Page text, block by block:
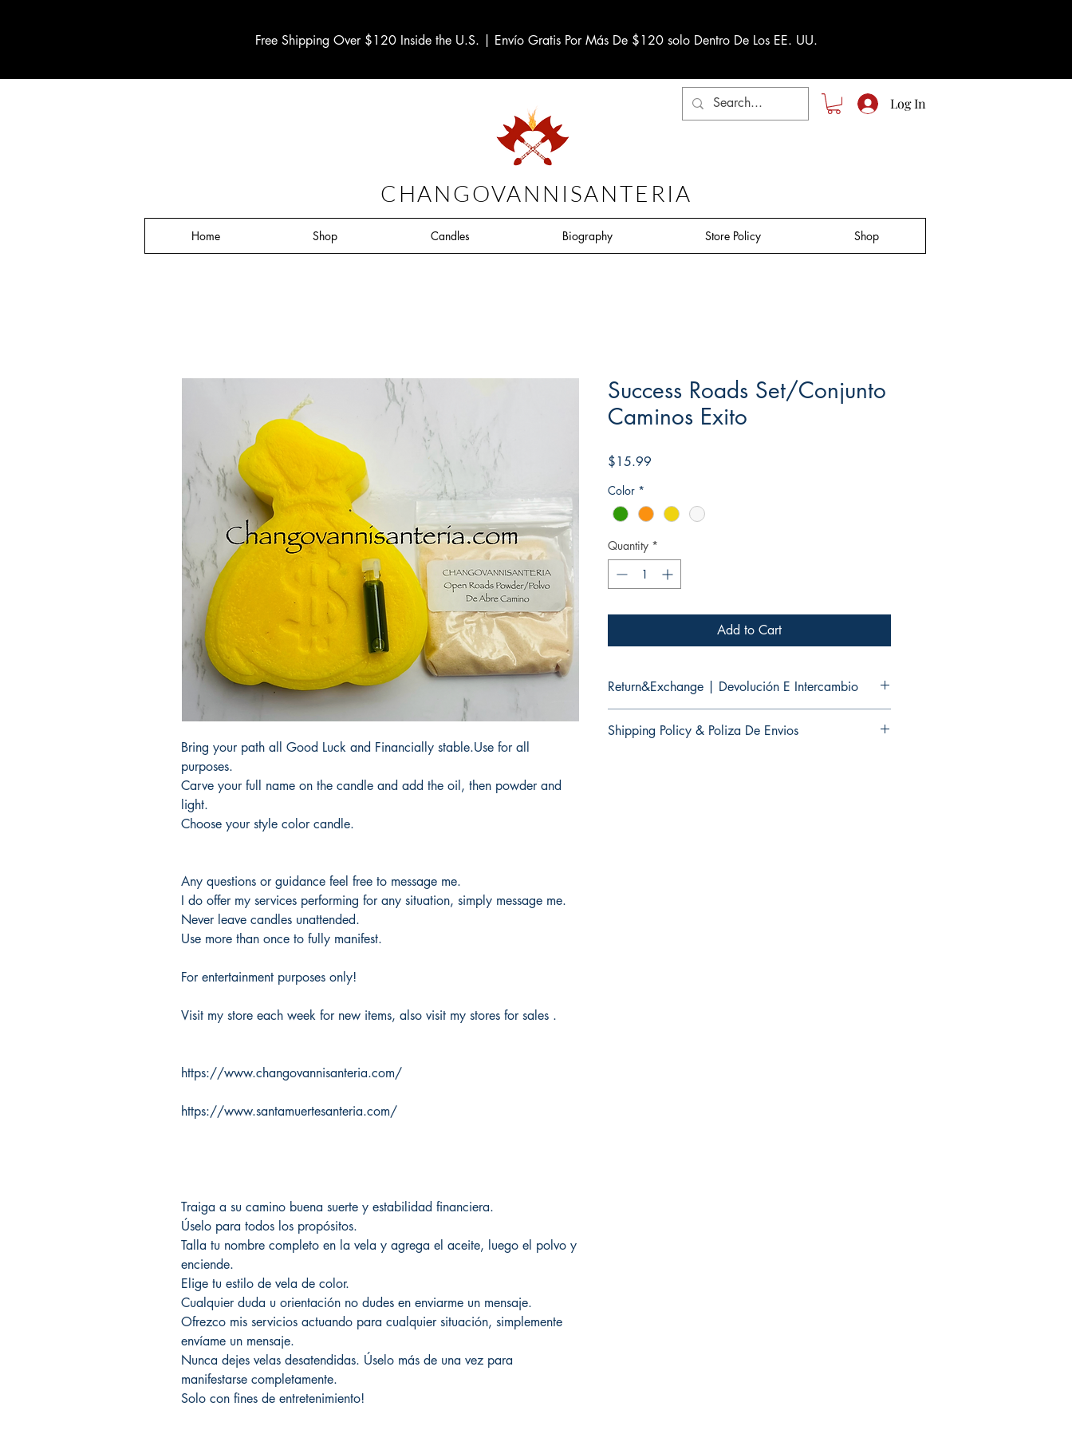
Free Shipping Over $120 Inside the U.S. | Envío Gratis Por Más De $120 solo Dentro De Los EE. UU.
CHANGOVANNISANTERIA
Log In
Home Shop Candles Biography Store Policy Shop
Bring your path all Good Luck and Financially stable.Use for all
purposes.
Carve your full name on the candle and add the oil, then powder and
light.
Choose your style color candle.
Any questions or guidance feel free to message me.
I do offer my services performing for any situation, simply message me.
Never leave candles unattended.
Use more than once to fully manifest.
For entertainment purposes only!
Visit my store each week for new items, also visit my stores for sales .
https://www.changovannisanteria.com/
https://www.santamuertesanteria.com/
Traiga a su camino buena suerte y estabilidad financiera.
Úselo para todos los propósitos.
Talla tu nombre completo en la vela y agrega el aceite, luego el polvo y
enciende.
Elige tu estilo de vela de color.
Cualquier duda u orientación no dudes en enviarme un mensaje.
Ofrezco mis servicios actuando para cualquier situación, simplemente
envíame un mensaje.
Nunca dejes velas desatendidas. Úselo más de una vez para
manifestarse completamente.
Solo con fines de entretenimiento!
Success Roads Set/Conjunto
Caminos Exito
$15.99
Color *
Quantity *
Add to Cart
Return&Exchange | Devolución E Intercambio
products.
Shipping Policy & Poliza De Envios